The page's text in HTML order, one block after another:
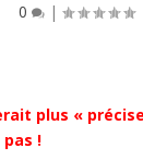
0
|
plus «
!